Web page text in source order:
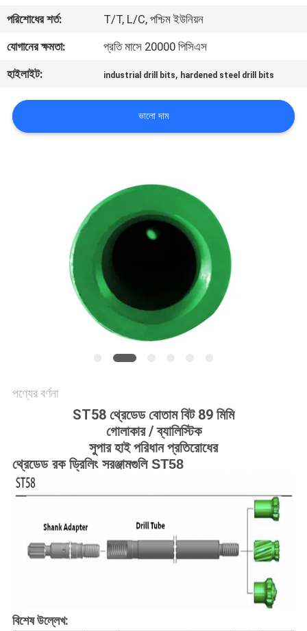
যোগাযোগ
করুন
উদ্ধৃতির
জন্য
আবেদন
PRIVACY
পরিশোধের শর্ত:
T/T, L/C, পশ্চিম ইউনিয়ন
যোগানের ক্ষমতা:
প্রতি মাসে 20000 পিসিএস
হাইলাইট:
industrial drill bits, hardened steel drill bits
ভালো দাম
পণ্যের বর্ণনা
ST58 থ্রেডেড বোতাম বিট 89 মিমি
গোলাকার / ব্যালিস্টিক
সুপার হাই পরিধান প্রতিরোধের
থ্রেডেড রক ড্রিলিং সরঞ্জামগুলি ST58
বিশেষ উল্লেখ: